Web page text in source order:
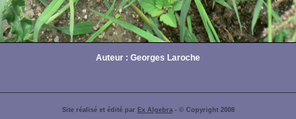
Auteur : Georges Laroche
Site réalisé et édité par Ex Algebra- © Copyright 2008